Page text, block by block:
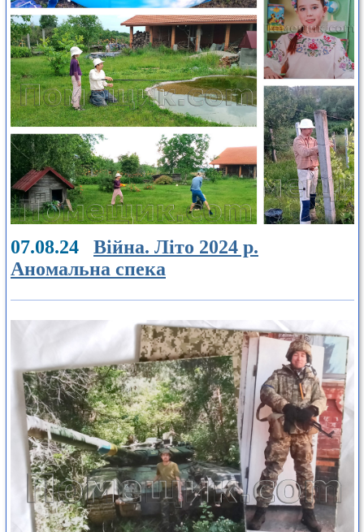
07.08.24 Війна. Літо 2024 р.
Аномальна спека